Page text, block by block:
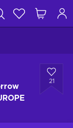
21